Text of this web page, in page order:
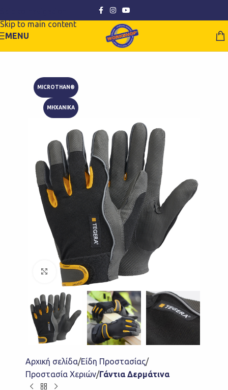
Skip to main content
MENU
MICROTHAN®
ΜΗΧΑΝΙΚΑ
Click to enlarge
Αρχική σελίδα Είδη Προστασίας
Προστασία Χεριών Γάντια Δερμάτινα